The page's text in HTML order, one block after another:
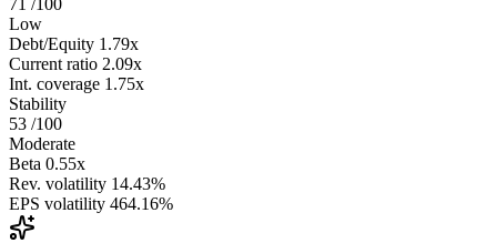
71 /100
Low
Debt/Equity 1.79x
Current ratio 2.09x
Int. coverage 1.75x
Stability
53 /100
Moderate
Beta 0.55x
Rev. volatility 14.43%
EPS volatility 464.16%